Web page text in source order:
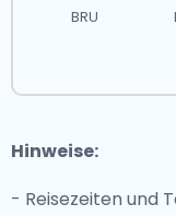
BRU
Hinweise:
- Reisezeiten und